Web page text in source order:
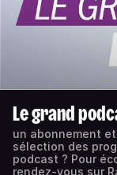
Le grand
un abonnement
sélection des
podcast ? Pour
rendez-vous sur